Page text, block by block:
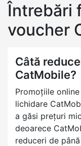
Întrebări
voucher
Câtă
CatMobile?
Promoțiile
lichidare
a găsi prețuri
deoarece
reduceri de